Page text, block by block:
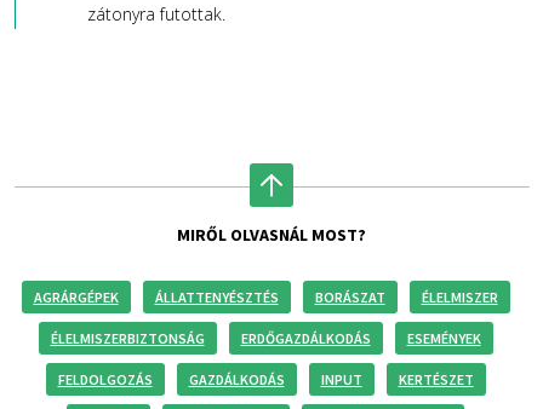
zátonyra futottak.
MIRŐL OLVASNÁL MOST?
AGRÁRGÉPEK ÁLLATTENYÉSZTÉS BORÁSZAT ÉLELMISZER
ÉLELMISZERBIZTONSÁG ERDŐGAZDÁLKODÁS ESEMÉNYEK
FELDOLGOZÁS GAZDÁLKODÁS INPUT KERTÉSZET